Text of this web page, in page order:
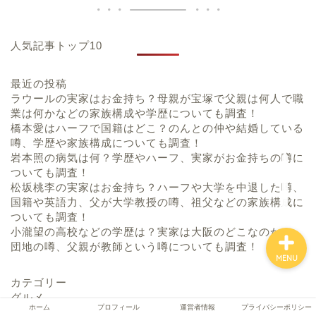
人気記事トップ10
最近の投稿
ラウールの実家はお金持ち？母親が宝塚で父親は何人で職
業は何かなどの家族構成や学歴についても調査！
橋本愛はハーフで国籍はどこ？のんとの仲や結婚している
噂、学歴や家族構成についても調査！
岩本照の病気は何？学歴やハーフ、実家がお金持ちの噂に
ついても調査！
松坂桃李の実家はお金持ち？ハーフや大学を中退した噂、
国籍や英語力、父が大学教授の噂、祖父などの家族構成に
ついても調査！
小瀧望の高校などの学歴は？実家は大阪のどこなのかや、
団地の噂、父親が教師という噂についても調査！
カテゴリー
グルメ
芸能ホーム プロフィール 運営者情報 プライバシーポリシー
MENU
プロフィール
運営者情報